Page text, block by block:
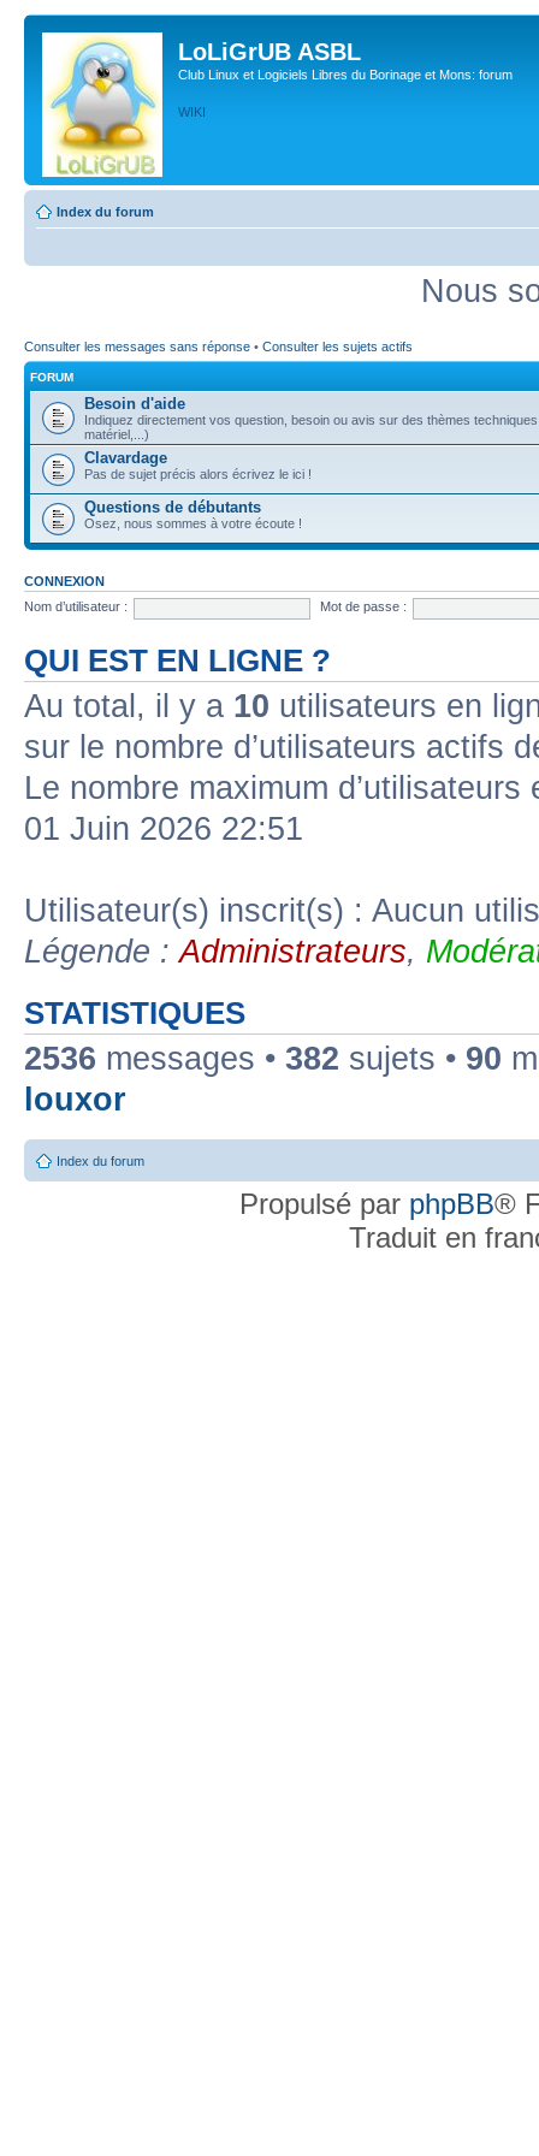
LoLiGrUB ASBL
Club Linux et Logiciels Libres du Borinage et Mons: forum
WIKI
Index du forum
Nous
Consulter les messages sans réponse • Consulter les sujets actifs
FORUM
Besoin d'aide
Indiquez directement vos question, besoin ou avis sur des thèmes
matériel,...)
Clavardage
Pas de sujet précis alors écrivez le ici !
Questions de débutants
Osez, nous sommes à votre écoute !
CONNEXION
Nom d’utilisateur :
Mot de passe :
QUI EST EN LIGNE ?
Au total, il y a 10 utilisateurs en
sur le nombre d’utilisateurs actifs
Le nombre maximum
01 Juin 2026 22:51
Utilisateur(s) inscrit(s) : Aucun
Légende :Administrateurs,
STATISTIQUES
2536 messages • 382 sujets • 90
louxor
Index du forum
Propulsé par phpBB®
Traduit en